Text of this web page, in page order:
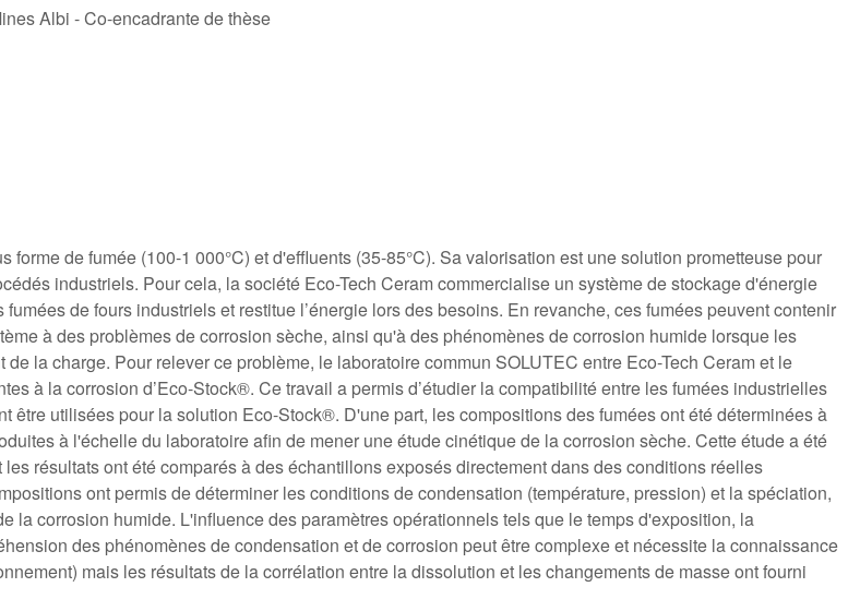
Albi - Co-encadrante de thèse
de fumée (100-1 000°C) et d'effluents (35-85°C). Sa valorisation est une solution prometteuse pour
industriels. Pour cela, la société Eco-Tech Ceram commercialise un système de stockage d'énergie
de fours industriels et restitue l’énergie lors des besoins. En revanche, ces fumées peuvent contenir
à des problèmes de corrosion sèche, ainsi qu'à des phénomènes de corrosion humide lorsque les
la charge. Pour relever ce problème, le laboratoire commun SOLUTEC entre Eco-Tech Ceram et le
à la corrosion d’Eco-Stock®. Ce travail a permis d’étudier la compatibilité entre les fumées industrielles
utilisées pour la solution Eco-Stock®. D'une part, les compositions des fumées ont été déterminées à
à l'échelle du laboratoire afin de mener une étude cinétique de la corrosion sèche. Cette étude a été
résultats ont été comparés à des échantillons exposés directement dans des conditions réelles
ont permis de déterminer les conditions de condensation (température, pression) et la spéciation,
corrosion humide. L'influence des paramètres opérationnels tels que le temps d'exposition, la
des phénomènes de condensation et de corrosion peut être complexe et nécessite la connaissance
mais les résultats de la corrélation entre la dissolution et les changements de masse ont fourni